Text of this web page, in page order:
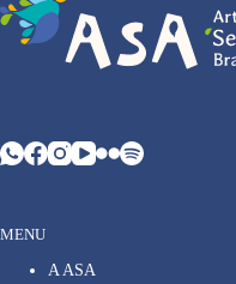
MENU
A ASA